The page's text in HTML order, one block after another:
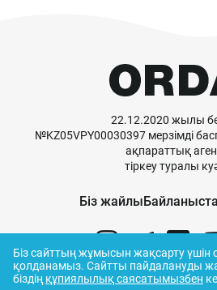
22.12.2020 жылы
№KZ05VPY00030397 мерзімді
ақпараттық
тіркеу туралы
Біз жайлы
Біз сайттың жұмысын жақсарту үшін
қолданамыз. Сайтты пайдалануды
біздің құпиялылық саясатымызбен